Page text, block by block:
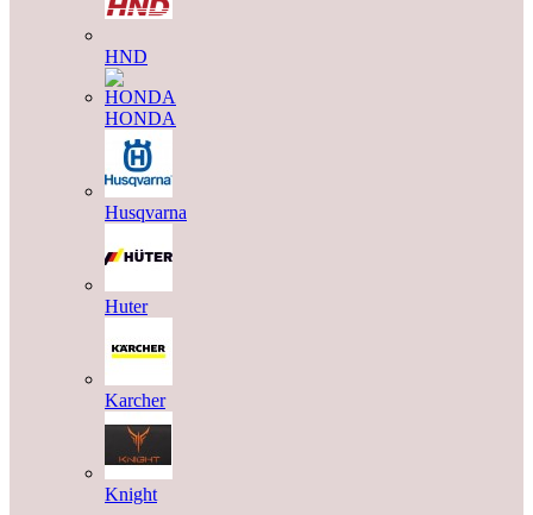
HND
HONDA
Husqvarna
Huter
Karcher
Knight